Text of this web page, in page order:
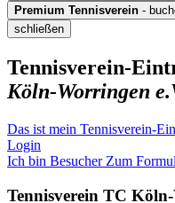
Premium Tennisverein -
schließen
Tennisverein-
Köln-Worringen
Das ist mein Tennisverein-
Login
Ich bin Besucher Zum
Tennisverein TC Köln-